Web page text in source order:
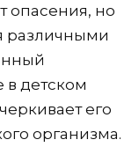
опасения, но
различными
в детском
его
организма.